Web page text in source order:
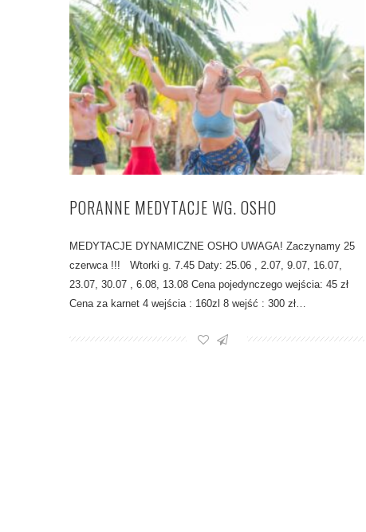
PORANNE MEDYTACJE WG. OSHO
MEDYTACJE DYNAMICZNE OSHO UWAGA! Zaczynamy 25
czerwca !!! Wtorki g. 7.45 Daty: 25.06 , 2.07, 9.07, 16.07,
23.07, 30.07 , 6.08, 13.08 Cena pojedynczego wejścia: 45 zł
Cena za karnet 4 wejścia : 160zl 8 wejść : 300 zł…